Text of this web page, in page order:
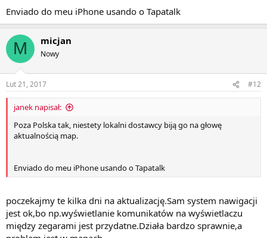
Enviado do meu iPhone usando o Tapatalk
M micjan
Nowy
Lut 21, 2017 #12
janek napisał:
Poza Polska tak, niestety lokalni dostawcy biją go na głowę
aktualnością map.
Enviado do meu iPhone usando o Tapatalk
poczekajmy te kilka dni na aktualizację.Sam system nawigacji
jest ok,bo np.wyświetlanie komunikatów na wyświetlaczu
między zegarami jest przydatne.Działa bardzo sprawnie,a